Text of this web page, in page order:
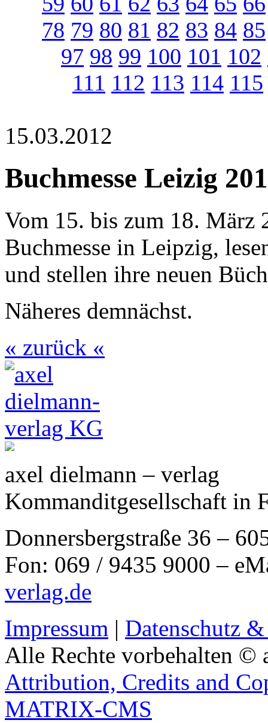
78 79 80 81 82 83 84 85
97 98 99 100 101 102
111 112 113 114 115
15.03.2012
Buchmesse Leizig
Vom 15. bis zum 18. März
Buchmesse in Leipzig,
und stellen ihre neuen
Näheres demnächst.
« zurück «
axel dielmann – verlag
Kommanditgesellschaft in
Donnersbergstraße 36 –
Fon: 069 / 9435 9000 –
verlag.de
Impressum | Datenschutz
Alle Rechte vorbehalten ©
Attribution, Credits and
MATRIX-CMS